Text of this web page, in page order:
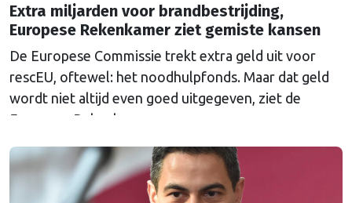
Extra miljarden voor brandbestrijding,
Europese Rekenkamer ziet gemiste kansen
De Europese Commissie trekt extra geld uit voor
rescEU, oftewel: het noodhulpfonds. Maar dat geld
wordt niet altijd even goed uitgegeven, ziet de
Europese Rekenkamer.